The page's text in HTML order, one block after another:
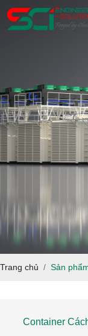
Trang chủ Sản
Container